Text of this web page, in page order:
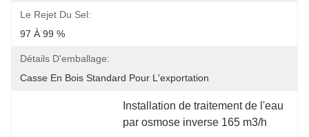
Le Rejet Du Sel:
97 À 99 %
Détails D'emballage:
Casse En Bois Standard Pour L'exportation
Installation de traitement de l'eau
par osmose inverse 165 m3/h